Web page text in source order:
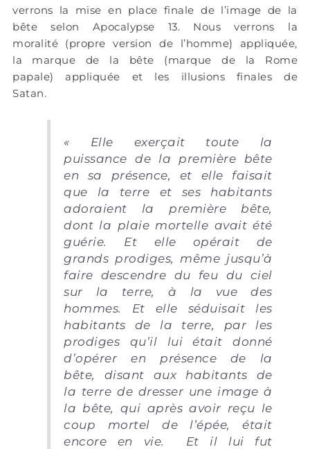
verrons la mise en place finale de l’image de la
bête selon Apocalypse 13. Nous verrons la
moralité (propre version de l’homme) appliquée,
la marque de la bête (marque de la Rome
papale) appliquée et les illusions finales de
Satan.
« Elle exerçait toute la
puissance de la première bête
en sa présence, et elle faisait
que la terre et ses habitants
adoraient la première bête,
dont la plaie mortelle avait été
guérie. Et elle opérait de
grands prodiges, même jusqu’à
faire descendre du feu du ciel
sur la terre, à la vue des
hommes. Et elle séduisait les
habitants de la terre, par les
prodiges qu’il lui était donné
d’opérer en présence de la
bête, disant aux habitants de
la terre de dresser une image à
la bête, qui après avoir reçu le
coup mortel de l’épée, était
encore en vie. Et il lui fut